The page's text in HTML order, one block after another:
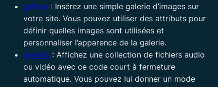
gallery : Insérez une simple galerie d’images sur
votre site. Vous pouvez utiliser des attributs pour
définir quelles images sont utilisées et
personnaliser l’apparence de la galerie.
playlist : Affichez une collection de fichiers audio
ou vidéo avec ce code court à fermeture
automatique. Vous pouvez lui donner un mode